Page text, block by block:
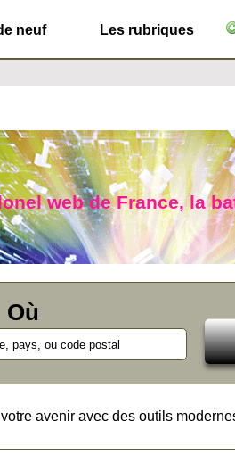
neuf Les rubriques
web de France, la
Où
avenir avec des outils